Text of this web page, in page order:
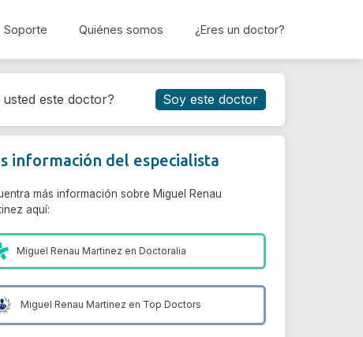
Soporte Quiénes somos ¿Eres un doctor?
Reservar cita
usted este doctor? Soy este doctor
información del especialista
más información sobre Miguel Renau
aquí:
Miguel Renau Martinez enDoctoralia
Miguel Renau Martinez en Top Doctors